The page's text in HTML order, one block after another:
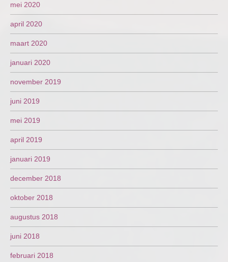
mei 2020
april 2020
maart 2020
januari 2020
november 2019
juni 2019
mei 2019
april 2019
januari 2019
december 2018
oktober 2018
augustus 2018
juni 2018
februari 2018